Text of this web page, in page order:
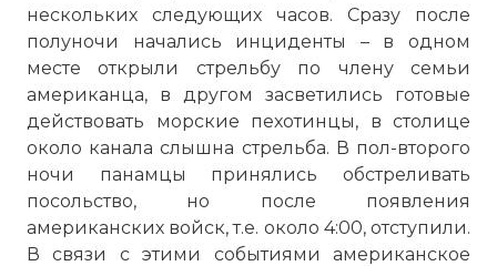
нескольких следующих часов. Сразу после
полуночи начались инциденты – в одном
месте открыли стрельбу по члену семьи
американца, в другом засветились готовые
действовать морские пехотинцы, в столице
около канала слышна стрельба. В пол-второго
ночи панамцы принялись обстреливать
посольство, но после появления
американских войск, т.е. около 4:00, отступили.
В связи с этими событиями американское